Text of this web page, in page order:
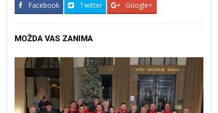
Facebook Twitter Google+
MOŽDA VAS ZANIMA